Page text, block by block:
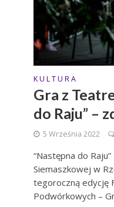
K U L T U R A
Gra z
do Raju” –
5 Września 2022
“Następna do
Siemaszkowej w
tegoroczną edycję
Podwórkowych –